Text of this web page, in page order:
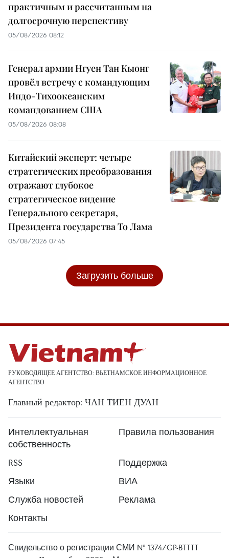
практичным и рассчитанным на
долгосрочную перспективу
05/08/2026 08:12
Генерал армии Нгуен Тан Кыонг
провёл встречу с командующим
Индо-Тихоокеанским
командованием США
05/08/2026 08:08
Китайский эксперт: четыре
стратегических преобразования
отражают глубокое
стратегическое видение
Генерального секретаря,
Президента государства То Лама
05/08/2026 07:45
Загрузить больше
РУКОВОДЯЩЕЕ АГЕНТСТВО: ВЬЕТНАМСКОЕ ИНФОРМАЦИОННОЕ
АГЕНТСТВО
Главный редактор: ЧАН ТИЕН ДУАН
Интеллектуальная
собственность
Правила пользования
RSS
Поддержка
Языки
ВИА
Служба новостей
Реклама
Контакты
Свидельство о регистрации СМИ № 1374/GP-BTTTT